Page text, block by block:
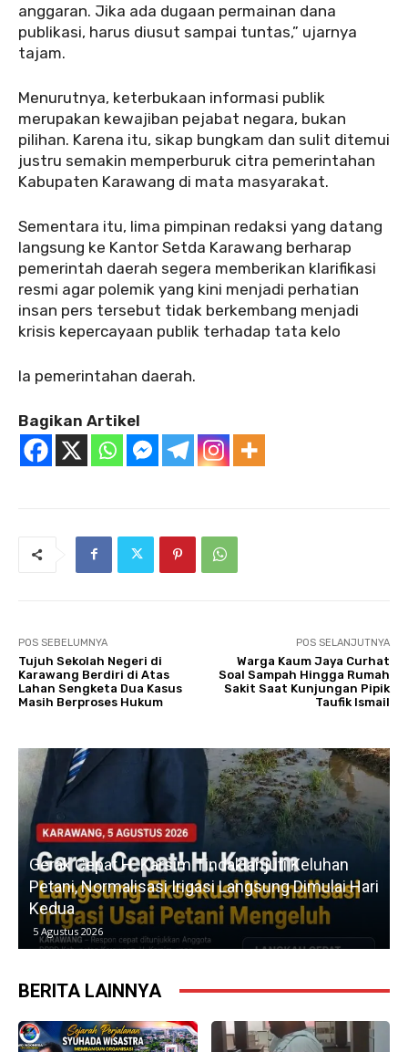
anggaran. Jika ada dugaan permainan dana
publikasi, harus diusut sampai tuntas,” ujarnya
tajam.
‎Menurutnya, keterbukaan informasi publik
merupakan kewajiban pejabat negara, bukan
pilihan. Karena itu, sikap bungkam dan sulit ditemui
justru semakin memperburuk citra pemerintahan
Kabupaten Karawang di mata masyarakat.
‎Sementara itu, lima pimpinan redaksi yang datang
langsung ke Kantor Setda Karawang berharap
pemerintah daerah segera memberikan klarifikasi
resmi agar polemik yang kini menjadi perhatian
insan pers tersebut tidak berkembang menjadi
krisis kepercayaan publik terhadap tata kelo
la pemerintahan daerah.
Bagikan Artikel
POS SEBELUMNYA
Tujuh Sekolah Negeri di
Karawang Berdiri di Atas
Lahan Sengketa Dua Kasus
Masih Berproses Hukum
POS SELANJUTNYA
Warga Kaum Jaya Curhat
Soal Sampah Hingga Rumah
Sakit Saat Kunjungan Pipik
Taufik Ismail
Gerak Cepat H. Karsim Tindaklanjuti Keluhan
Petani, Normalisasi Irigasi Langsung Dimulai Hari
Kedua
5 Agustus 2026
BERITA LAINNYA